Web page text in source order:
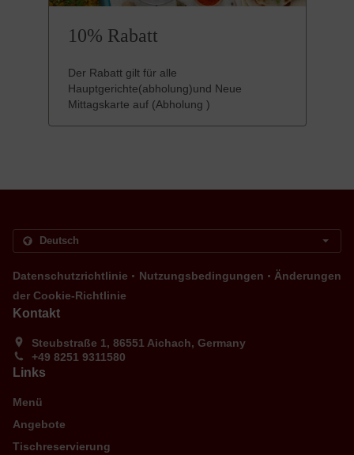
10% Rabatt
Der Rabatt gilt für alle
Hauptgerichte(abholung)und Neue
Mittagskarte auf (Abholung )
Datenschutzrichtlinie . Nutzungsbedingungen . Änderungen
der Cookie-Richtlinie
Kontakt
Steubstraße 1, 86551 Aichach, Germany
+49 8251 9311580
Links
Menü
Angebote
Tischreservierung